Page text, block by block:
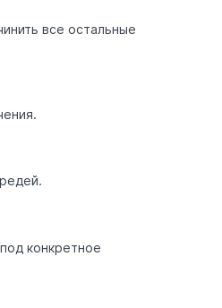
все остальные
конкретное